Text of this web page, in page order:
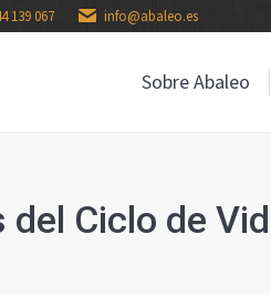
139 067 info@abaleo.es
Sobre Abaleo
Ciclo de